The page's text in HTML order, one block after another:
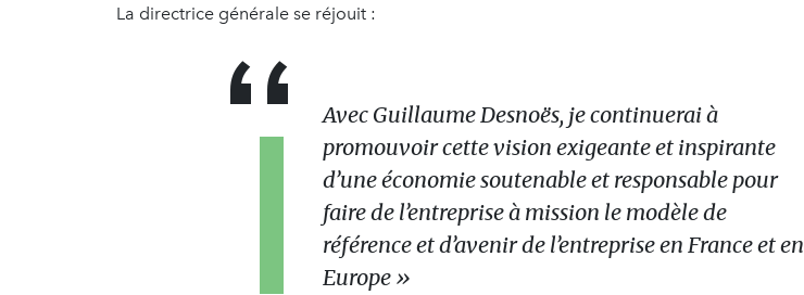
La directrice générale se réjouit :
Avec Guillaume Desnoës, je continuerai à
promouvoir cette vision exigeante et inspirante
d’une économie soutenable et responsable pour
faire de l’entreprise à mission le modèle de
référence et d’avenir de l’entreprise en France et en
Europe »